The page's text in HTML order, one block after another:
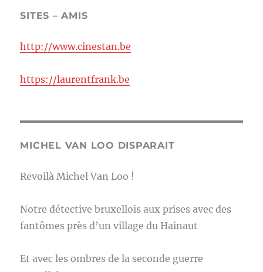
SITES – AMIS
http://www.cinestan.be
https://laurentfrank.be
MICHEL VAN LOO DISPARAIT
Revoilà Michel Van Loo !
Notre détective bruxellois aux prises avec des
fantômes près d’un village du Hainaut
Et avec les ombres de la seconde guerre